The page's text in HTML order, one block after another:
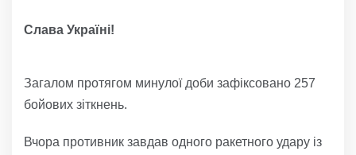
Слава Україні!
Загалом протягом минулої доби зафіксовано 257
бойових зіткнень.
Вчора противник завдав одного ракетного удару із